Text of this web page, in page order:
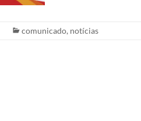
comunicado, notícias